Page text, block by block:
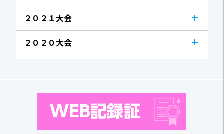
２０２１大会
２０２０大会